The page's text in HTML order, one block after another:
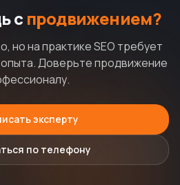
с продвижением?
но на практике SEO требует
опыта. Доверьте продвижение
эксперту
по телефону